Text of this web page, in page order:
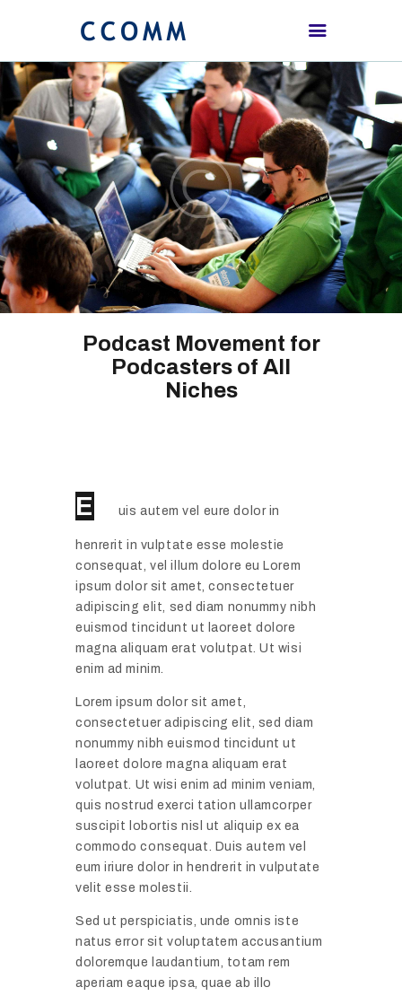
HOME
ABOUT
PROCEEDING
SCHEDULE
REGISTRATION
CONTACTS US
Podcast Movement for
Podcasters of All
Niches
E uis autem vel eure dolor in
henrerit in vulptate esse molestie
consequat, vel illum dolore eu Lorem
ipsum dolor sit amet, consectetuer
adipiscing elit, sed diam nonummy nibh
euismod tincidunt ut laoreet dolore
magna aliquam erat volutpat. Ut wisi
enim ad minim.
Lorem ipsum dolor sit amet,
consectetuer adipiscing elit, sed diam
nonummy nibh euismod tincidunt ut
laoreet dolore magna aliquam erat
volutpat. Ut wisi enim ad minim veniam,
quis nostrud exerci tation ullamcorper
suscipit lobortis nisl ut aliquip ex ea
commodo consequat. Duis autem vel
eum iriure dolor in hendrerit in vulputate
velit esse molestii.
Sed ut perspiciatis, unde omnis iste
natus error sit voluptatem accusantium
doloremque laudantium, totam rem
aperiam eaque ipsa, quae ab illo